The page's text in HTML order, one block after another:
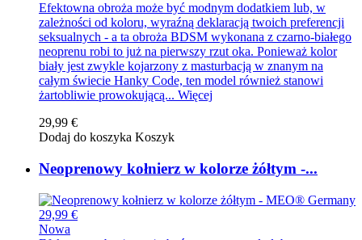
Efektowna obroża może być modnym dodatkiem lub, w
zależności od koloru, wyraźną deklaracją twoich preferencji
seksualnych - a ta obroża BDSM wykonana z czarno-białego
neoprenu robi to już na pierwszy rzut oka. Ponieważ kolor
biały jest zwykle kojarzony z masturbacją w znanym na
całym świecie Hanky Code, ten model również stanowi
żartobliwie prowokującą... Więcej
29,99 €
Dodaj do koszyka Koszyk
Neoprenowy kołnierz w kolorze żółtym -...
29,99 €
Nowa